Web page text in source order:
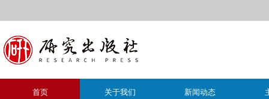
首页 关于我们 新闻动态